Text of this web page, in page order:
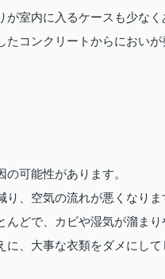
室内に入るケースも少なく
コンクリートからにおい
可能性があります。
、空気の流れが悪くなりま
どで、カビや湿気が溜まり
、大事な衣類をダメにし